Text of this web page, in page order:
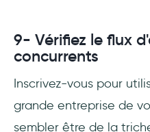
9- Vérifiez le flux
concurrents
Inscrivez-vous pour
grande entreprise de
sembler être de la